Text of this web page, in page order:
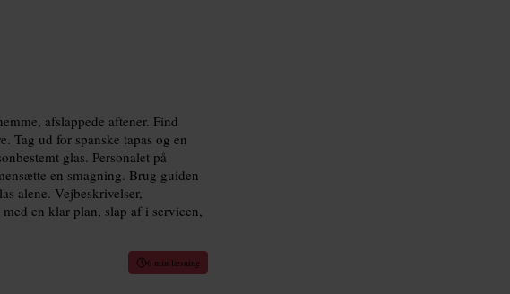
afslappede aftener. Find
Tag ud for spanske tapas og en
glas. Personalet på
en smagning. Brug guiden
alene. Vejbeskrivelser,
en klar plan, slap af i servicen,
6 min læsning